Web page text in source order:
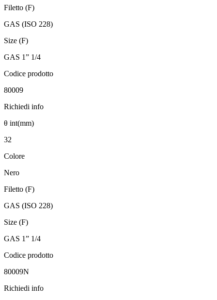
Filetto (F)
GAS (ISO 228)
Size (F)
GAS 1” 1/4
Codice prodotto
80009
Richiedi info
θ int(mm)
32
Colore
Nero
Filetto (F)
GAS (ISO 228)
Size (F)
GAS 1” 1/4
Codice prodotto
80009N
Richiedi info